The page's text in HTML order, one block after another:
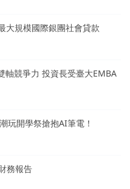
大規模國際銀團社會貸款
軸競爭力 投資長受臺大EMBA
玩開學祭搶抱AI筆電！
務報告